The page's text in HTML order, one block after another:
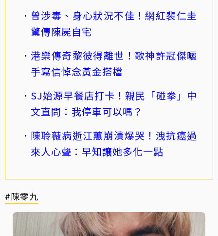
曾涉毒、身心狀況不佳！網紅裴仁圭
驚傳陳屍自宅
港樂傳奇黎彼得離世！歌神許冠傑曬
手寫信悼念黃金搭檔
SJ始源早餐店打卡！親民「碰拳」中
文直問：我停車可以嗎？
陳聆薇病逝江蕙崩潰爆哭！洩抗癌過
來人心聲：早知讓她多化一點
#陳零九